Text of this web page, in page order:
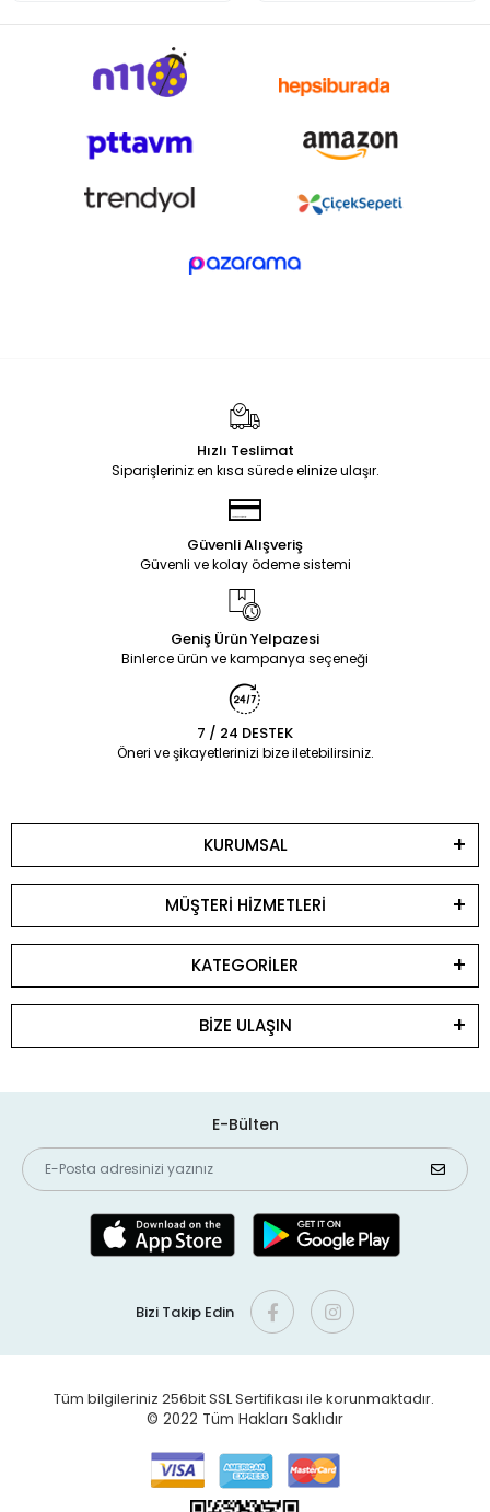
Hızlı Teslimat
Siparişleriniz en kısa sürede elinize ulaşır.
Güvenli Alışveriş
Güvenli ve kolay ödeme sistemi
Geniş Ürün Yelpazesi
Binlerce ürün ve kampanya seçeneği
7 / 24 DESTEK
Öneri ve şikayetlerinizi bize iletebilirsiniz.
KURUMSAL
MÜŞTERİ HİZMETLERİ
KATEGORİLER
BİZE ULAŞIN
E-Bülten
Bizi Takip Edin
Tüm bilgileriniz 256bit SSL Sertifikası ile korunmaktadır.
© 2022 Tüm Hakları Saklıdır